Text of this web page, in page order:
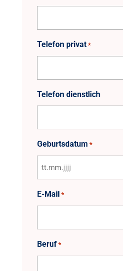
Telefon privat *
Telefon dienstlich
Geburtsdatum *
JJJJ
E-Mail *
Beruf *